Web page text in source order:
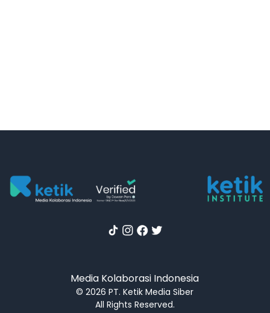
Media Kolaborasi Indonesia
© 2026 PT. Ketik Media Siber
All Rights Reserved.